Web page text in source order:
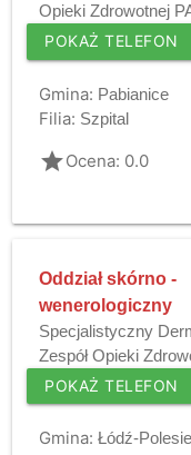
Opieki Zdrowotnej
POKAŻ TELEFON
Gmina: Pabianice
Filia: Szpital
gradeOcena: 0.0
Oddział skórno -
wenerologiczny
Specjalistyczny
Zespół Opieki
POKAŻ TELEFON
Gmina: Łódź-Polesie